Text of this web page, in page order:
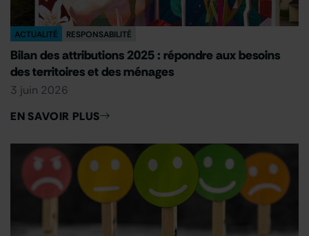
ACTUALITÉ RESPONSABILITÉ
Bilan des attributions 2025 : répondre aux besoins
des territoires et des ménages
3 juin 2026
EN SAVOIR PLUS